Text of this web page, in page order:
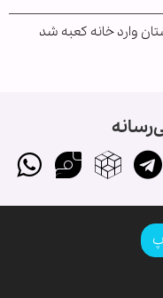
وارد خانه کعبه شد